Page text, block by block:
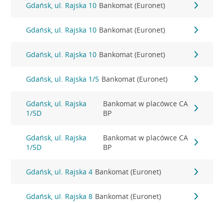
Gdańsk, ul. Rajska 10 Bankomat (Euronet)
Gdańsk, ul. Rajska 10 Bankomat (Euronet)
Gdańsk, ul. Rajska 10 Bankomat (Euronet)
Gdańsk, ul. Rajska 1/5 Bankomat (Euronet)
Gdańsk, ul. Rajska
1/5D
Bankomat w placówce CA
BP
Gdańsk, ul. Rajska
1/5D
Bankomat w placówce CA
BP
Gdańsk, ul. Rajska 4 Bankomat (Euronet)
Gdańsk, ul. Rajska 8 Bankomat (Euronet)